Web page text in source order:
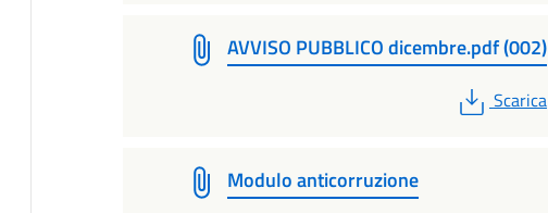
AVVISO PUBBLICO dicembre.pdf (002)
PDF
Scarica
Modulo anticorruzione